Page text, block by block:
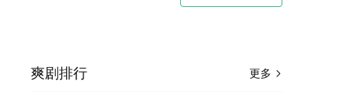
更多 
爽剧排行